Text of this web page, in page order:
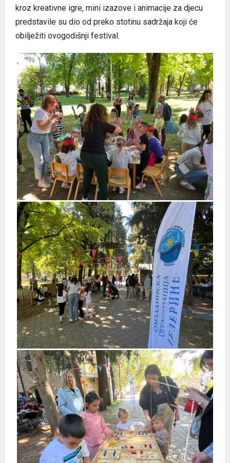
kroz kreativne igre, mini izazove i animacije za djecu
predstavile su dio od preko stotinu sadržaja koji će
obilježiti ovogodišnji festival.